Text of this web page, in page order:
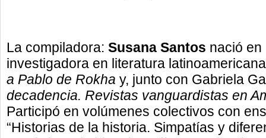
La compiladora: Susana Santos nació en
investigadora en literatura
a Pablo de Rokha y, junto con Gabriela
decadencia. Revistas vanguardistas en
Participó en volúmenes colectivos con
“Historias de la historia. Simpatías y